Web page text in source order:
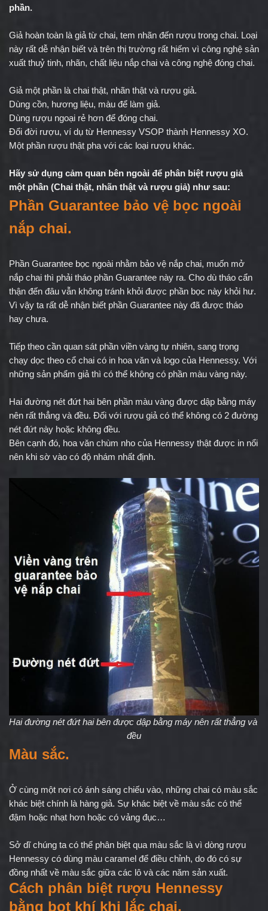
phần.
Giả hoàn toàn là giả từ chai, tem nhãn đến rượu trong chai. Loại
này rất dễ nhận biết và trên thị trường rất hiếm vì công nghệ sản
xuất thuỷ tinh, nhãn, chất liệu nắp chai và công nghệ đóng chai.
Giả một phần là chai thật, nhãn thật và rượu giả.
Dùng cồn, hương liệu, màu để làm giả.
Dùng rượu ngoại rẻ hơn để đóng chai.
Đổi đời rượu, ví dụ từ Hennessy VSOP thành Hennessy XO.
Một phần rượu thật pha với các loại rượu khác.
Hãy sử dụng cảm quan bên ngoài để phân biệt rượu giả
một phần (Chai thật, nhãn thật và rượu giả) như sau:
Phần Guarantee bảo vệ bọc ngoài
nắp chai.
Phần Guarantee bọc ngoài nhằm bảo vệ nắp chai, muốn mở
nắp chai thì phải tháo phần Guarantee này ra. Cho dù tháo cẩn
thận đến đâu vẫn không tránh khỏi được phần bọc này khỏi hư.
Vì vậy ta rất dễ nhận biết phần Guarantee này đã được tháo
hay chưa.
Tiếp theo cần quan sát phần viền vàng tự nhiên, sang trọng
chạy dọc theo cổ chai có in hoa văn và logo của Hennessy. Với
những sản phẩm giả thì có thể không có phần màu vàng này.
Hai đường nét đứt hai bên phần màu vàng được dập bằng máy
nên rất thẳng và đều. Đối với rượu giả có thể không có 2 đường
nét đứt này hoặc không đều.
Bên cạnh đó, hoa văn chùm nho của Hennessy thật được in nổi
nên khi sờ vào có độ nhám nhất định.
Hai đường nét đứt hai bên được dập bằng máy nên rất thẳng và
đều
Màu sắc.
Ở cùng một nơi có ánh sáng chiếu vào, những chai có màu sắc
khác biệt chính là hàng giả. Sự khác biệt về màu sắc có thể
đậm hoặc nhạt hơn hoặc có vảng đục…
Sở dĩ chúng ta có thể phân biệt qua màu sắc là vì dòng rượu
Hennessy có dùng màu caramel để điều chỉnh, do đó có sự
đồng nhất về màu sắc giữa các lô và các năm sản xuất.
Cách phân biệt rượu Hennessy
bằng bọt khí khi lắc chai.